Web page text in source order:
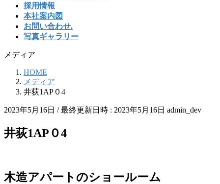
採用情報
本社案内図
お問い合わせ.
写真ギャラリー
メディア
HOME
メディア
井荻1AP０4
2023年5月16日 / 最終更新日時 : 2023年5月16日 admin_dev
井荻1AP０4
木造アパートのショールーム